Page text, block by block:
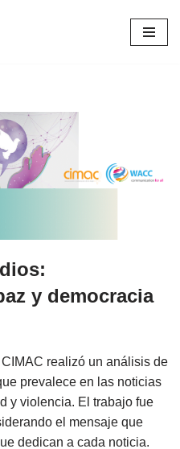
y democracia
realizó un análisis de
prevalece en las noticias
y violencia. El trabajo fue
el mensaje que
dedican a cada noticia.